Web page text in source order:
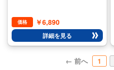
価格 ￥6,890
詳細を見る
← 前へ 1